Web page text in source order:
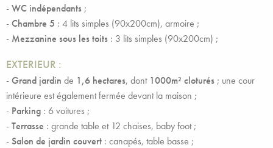
-WC indépendants ;
-Chambre 5 : 4 lits simples (90x200cm), armoire ;
- Mezzanine sous les toits : 3 lits simples (90x200cm) ;
EXTERIEUR :
-Grand jardin de 1,6 hectares, dont 1000m² cloturés ; une cour
intérieure est également fermée devant la maison ;
- Parking : 6 voitures ;
-Terrasse : grande table et 12 chaises, baby foot ;
-Salon de jardin couvert : canapés, table basse ;